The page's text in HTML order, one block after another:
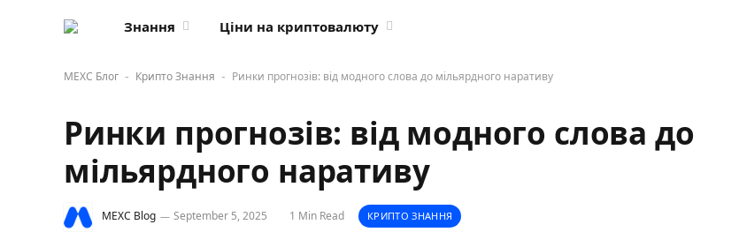
Знання Ціни на криптовалюту
MEXC Блог - Крипто Знання - Ринки прогнозів: від модного слова до мільярдного наративу
Ринки прогнозів: від модного слова до
мільярдного наративу
MEXC Blog September 5, 2025 1 Min Read КРИПТО ЗНАННЯ